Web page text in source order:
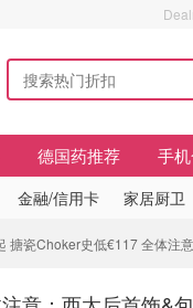
德国药推荐 手
金融/信用卡 家居厨卫
搪瓷Choker史低€117 全体注